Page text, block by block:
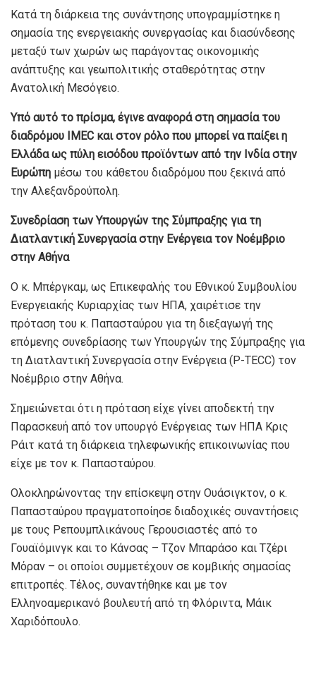
Κατά τη διάρκεια της συνάντησης υπογραμμίστηκε η
σημασία της ενεργειακής συνεργασίας και διασύνδεσης
μεταξύ των χωρών ως παράγοντας οικονομικής
ανάπτυξης και γεωπολιτικής σταθερότητας στην
Ανατολική Μεσόγειο.
Υπό αυτό το πρίσμα, έγινε αναφορά στη σημασία του
διαδρόμου IMEC και στον ρόλο που μπορεί να παίξει η
Ελλάδα ως πύλη εισόδου προϊόντων από την Ινδία στην
Ευρώπη μέσω του κάθετου διαδρόμου που ξεκινά από
την Αλεξανδρούπολη.
Συνεδρίαση των Υπουργών της Σύμπραξης για τη
Διατλαντική Συνεργασία στην Ενέργεια τον Νοέμβριο
στην Αθήνα
Ο κ. Μπέργκαμ, ως Επικεφαλής του Εθνικού Συμβουλίου
Ενεργειακής Κυριαρχίας των ΗΠΑ, χαιρέτισε την
πρόταση του κ. Παπασταύρου για τη διεξαγωγή της
επόμενης συνεδρίασης των Υπουργών της Σύμπραξης για
τη Διατλαντική Συνεργασία στην Ενέργεια (P-TECC) τον
Νοέμβριο στην Αθήνα.
Σημειώνεται ότι η πρόταση είχε γίνει αποδεκτή την
Παρασκευή από τον υπουργό Ενέργειας των ΗΠΑ Κρις
Ράιτ κατά τη διάρκεια τηλεφωνικής επικοινωνίας που
είχε με τον κ. Παπασταύρου.
Ολοκληρώνοντας την επίσκεψη στην Ουάσιγκτον, ο κ.
Παπασταύρου πραγματοποίησε διαδοχικές συναντήσεις
με τους Ρεπουμπλικάνους Γερουσιαστές από το
Γουαϊόμινγκ και το Κάνσας – Τζον Μπαράσο και Τζέρι
Μόραν – οι οποίοι συμμετέχουν σε κομβικής σημασίας
επιτροπές. Τέλος, συναντήθηκε και με τον
Ελληνοαμερικανό βουλευτή από τη Φλόριντα, Μάικ
Χαριδόπουλο.